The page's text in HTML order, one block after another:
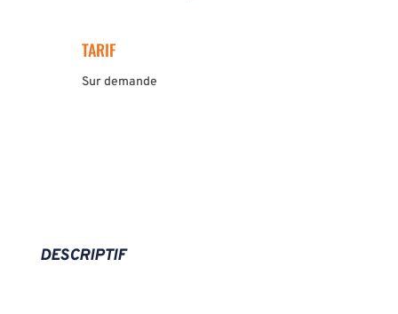
TARIF
Sur demande
DESCRIPTIF